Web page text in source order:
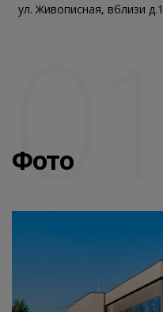
ул. Живописная, вблизи д.1
01
Фото